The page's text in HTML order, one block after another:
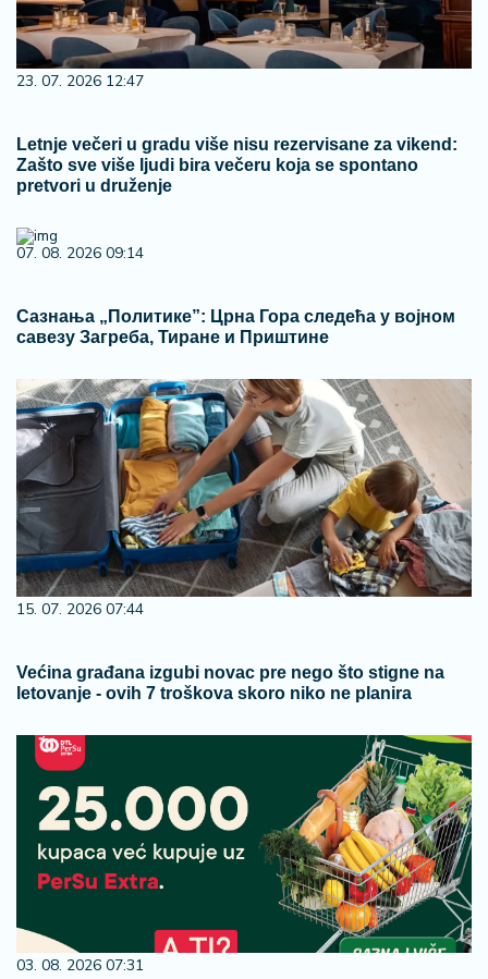
23. 07. 2026 12:47
Letnje večeri u gradu više nisu rezervisane za vikend:
Zašto sve više ljudi bira večeru koja se spontano
pretvori u druženje
07. 08. 2026 09:14
Сазнања „Политике”: Црна Гора следећа у војном
савезу Загреба, Тиране и Приштине
15. 07. 2026 07:44
Većina građana izgubi novac pre nego što stigne na
letovanje - ovih 7 troškova skoro niko ne planira
03. 08. 2026 07:31